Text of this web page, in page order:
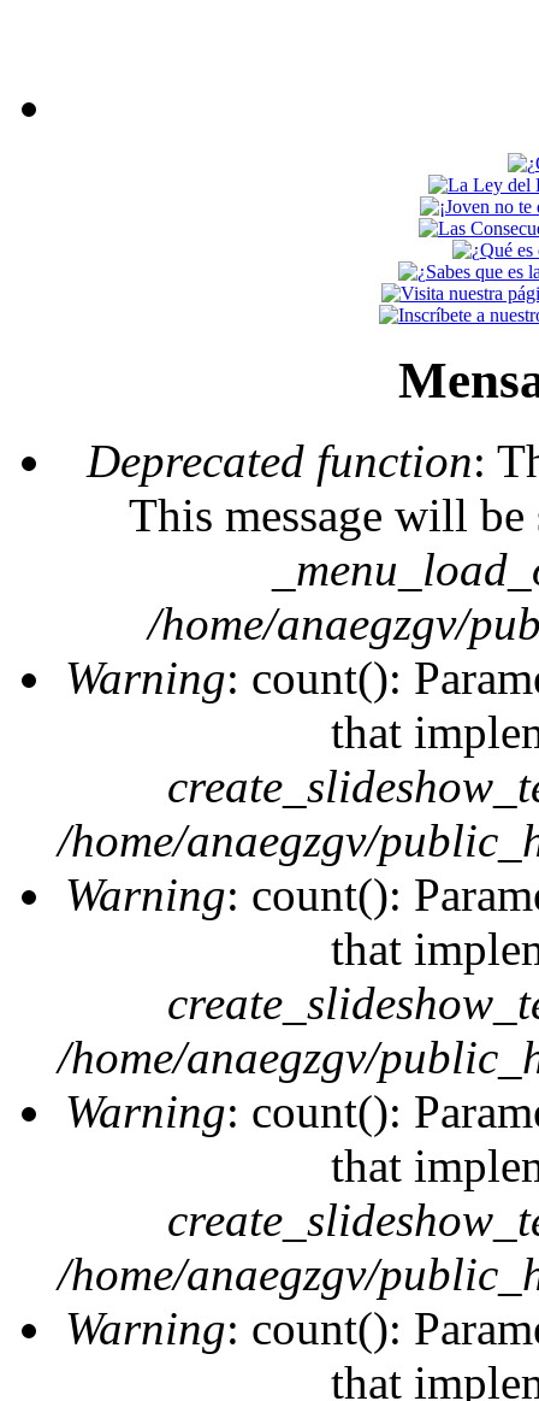
Deprecated function:
This message will
/home/anaegzgv/
Warning: count():
that
/home/anaegzgv/
Warning: count():
that
/home/anaegzgv/
Warning: count():
that
/home/anaegzgv/
Warning: count():
that